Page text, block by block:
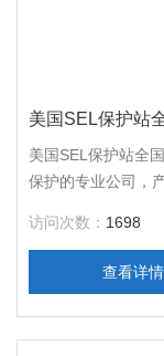
美国SEL保护站
美国SEL保护站
保护的专业公司，
访问次数： 1698
查看详情